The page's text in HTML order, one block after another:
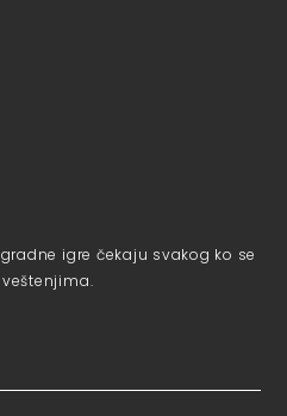
igre čekaju svakog ko se